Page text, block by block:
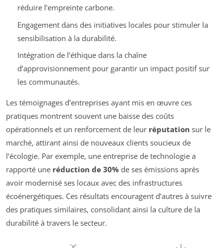
réduire l’empreinte carbone.
Engagement dans des initiatives locales pour stimuler la
sensibilisation à la durabilité.
Intégration de l’éthique dans la chaîne
d’approvisionnement pour garantir un impact positif sur
les communautés.
Les témoignages d’entreprises ayant mis en œuvre ces
pratiques montrent souvent une baisse des coûts
opérationnels et un renforcement de leur réputation sur le
marché, attirant ainsi de nouveaux clients soucieux de
l’écologie. Par exemple, une entreprise de technologie a
rapporté une réduction de 30% de ses émissions après
avoir modernisé ses locaux avec des infrastructures
écoénergétiques. Ces résultats encouragent d’autres à suivre
des pratiques similaires, consolidant ainsi la culture de la
durabilité à travers le secteur.